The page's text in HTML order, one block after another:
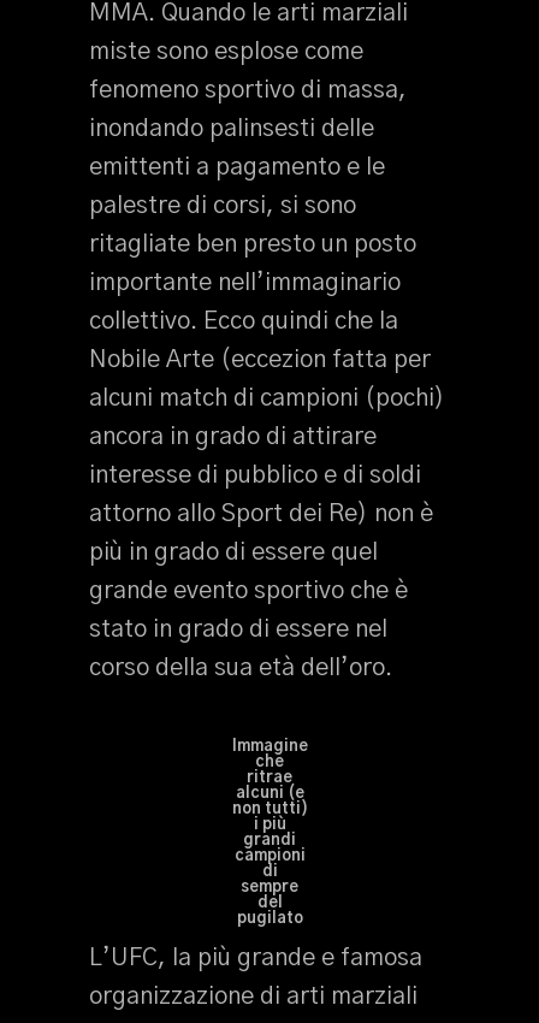
MMA. Quando le arti marziali
miste sono esplose come
fenomeno sportivo di massa,
inondando palinsesti delle
emittenti a pagamento e le
palestre di corsi, si sono
ritagliate ben presto un posto
importante nell’immaginario
collettivo. Ecco quindi che la
Nobile Arte (eccezion fatta per
alcuni match di campioni (pochi)
ancora in grado di attirare
interesse di pubblico e di soldi
attorno allo Sport dei Re) non è
più in grado di essere quel
grande evento sportivo che è
stato in grado di essere nel
corso della sua età dell’oro.
Immagine
che
ritrae
alcuni (e
non tutti)
i più
grandi
campioni
di
sempre
del
pugilato
L’UFC, la più grande e famosa
organizzazione di arti marziali